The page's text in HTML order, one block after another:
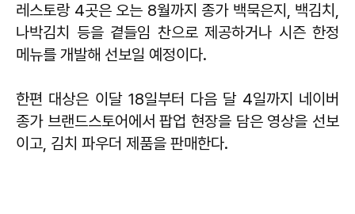
레스토랑 4곳은 오는 8월까지 종가 백묵은지, 백김치,
나박김치 등을 곁들임 찬으로 제공하거나 시즌 한정
메뉴를 개발해 선보일 예정이다.
한편 대상은 이달 18일부터 다음 달 4일까지 네이버
종가 브랜드스토어에서 팝업 현장을 담은 영상을 선보
이고, 김치 파우더 제품을 판매한다.